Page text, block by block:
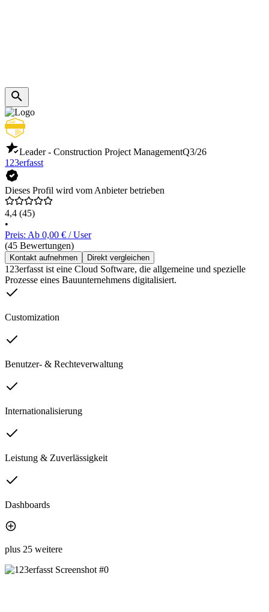
Leader - Construction Project ManagementQ3/26
123erfasst
Dieses Profil wird vom Anbieter betrieben
4,4 (45)
•
Preis: Ab 0,00 € / User
(45 Bewertungen)
Kontakt aufnehmen Direkt vergleichen
123erfasst ist eine Cloud Software, die allgemeine und spezielle
Prozesse eines Bauunternehmens digitalisiert.
Customization
Benutzer- & Rechteverwaltung
Internationalisierung
Leistung & Zuverlässigkeit
Dashboards
plus 25 weitere